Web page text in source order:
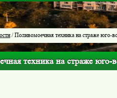
/ Поливомоечная техника на страже юго-
техника на страже юго-